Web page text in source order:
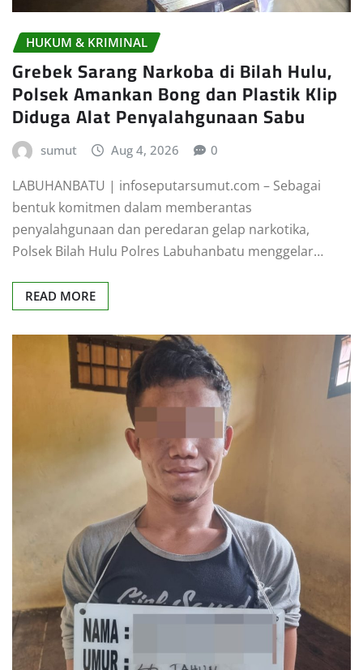
HUKUM & KRIMINAL
Grebek Sarang Narkoba di Bilah Hulu,
Polsek Amankan Bong dan Plastik Klip
Diduga Alat Penyalahgunaan Sabu
sumut Aug 4, 2026 0
LABUHANBATU | infoseputarsumut.com – Sebagai
bentuk komitmen dalam memberantas
penyalahgunaan dan peredaran gelap narkotika,
Polsek Bilah Hulu Polres Labuhanbatu menggelar…
READ MORE